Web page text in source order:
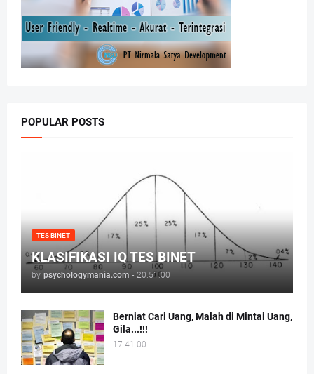
POPULAR POSTS
TES BINET
KLASIFIKASI IQ TES BINET
by psychologymania.com - 20.51.00
Berniat Cari Uang, Malah di Mintai Uang,
Gila...!!!
17.41.00